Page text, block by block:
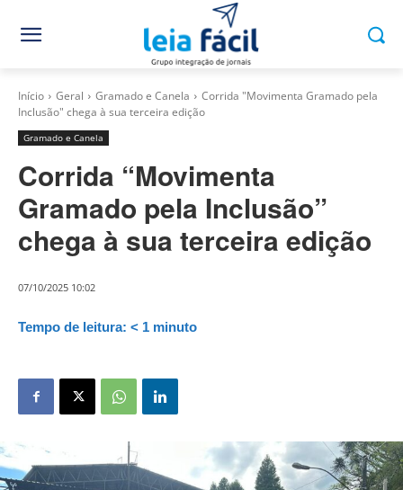
Início Geral Gramado e Canela
Corrida "Movimenta Gramado pela
Inclusão" chega à sua terceira edição
Gramado e Canela
Corrida “Movimenta
Gramado pela Inclusão”
chega à sua terceira edição
07/10/2025 10:02
Tempo de leitura: < 1 minuto